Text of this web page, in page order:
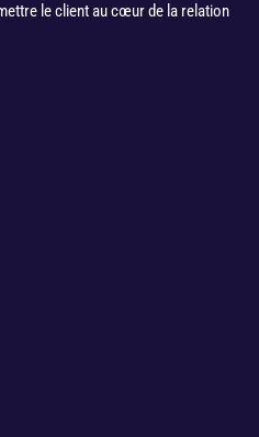
le client au cœur de la relation